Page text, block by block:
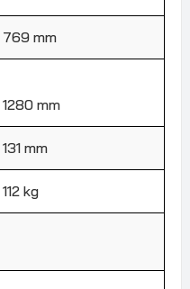
769 mm
1280 mm
131 mm
112 kg